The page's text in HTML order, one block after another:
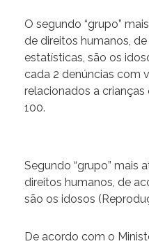
O segundo “grupo”
de direitos humanos,
estatísticas, são os
cada 2 denúncias com
relacionados a
100.
Segundo “grupo” mais
direitos humanos, de
são os idosos
De acordo com o